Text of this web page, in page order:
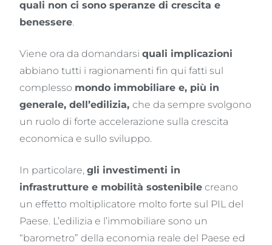
quali non ci sono speranze di crescita e
benessere.
Viene ora da domandarsiquali implicazioni
abbiano tutti i ragionamenti fin qui fatti sul
complesso mondo immobiliare e, più in
generale, dell’edilizia,che da sempre svolgono
un ruolo di forte accelerazione sulla crescita
economica e sullo sviluppo.
In particolare,gli investimenti in
infrastrutture e mobilità sostenibile creano
un effetto moltiplicatore molto forte sul PIL del
Paese. L’edilizia e l’immobiliare sono un
“barometro” della economia reale del Paese ed